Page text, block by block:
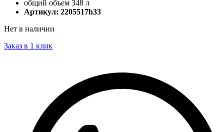
общий объем 348 л
Артикул: 2205517h33
Нет в наличии
Заказ в 1 клик